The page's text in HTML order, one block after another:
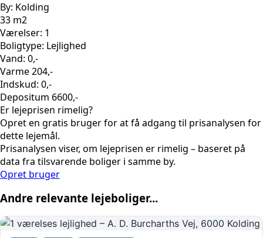
By: Kolding
33 m2
Værelser: 1
Boligtype: Lejlighed
Vand: 0,-
Varme 204,-
Indskud: 0,-
Depositum 6600,-
Er lejeprisen rimelig?
Opret en gratis bruger for at få adgang til prisanalysen for
dette lejemål.
Prisanalysen viser, om lejeprisen er rimelig – baseret på
data fra tilsvarende boliger i samme by.
Opret bruger
Andre relevante lejeboliger...